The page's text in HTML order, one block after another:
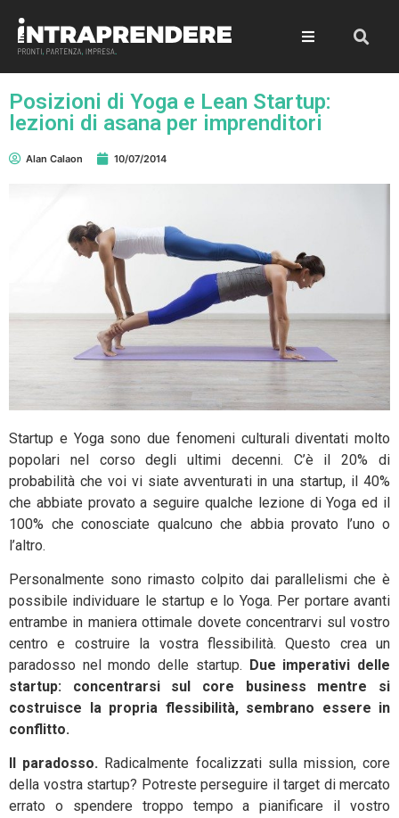
Posizioni di Yoga e Lean Startup:
lezioni di asana per imprenditori
Alan Calaon 10/07/2014
Startup e Yoga sono due fenomeni culturali diventati molto
popolari nel corso degli ultimi decenni. C’è il 20% di
probabilità che voi vi siate avventurati in una startup, il 40%
che abbiate provato a seguire qualche lezione di Yoga ed il
100% che conosciate qualcuno che abbia provato l’uno o
l’altro.
Personalmente sono rimasto colpito dai parallelismi che è
possibile individuare le startup e lo Yoga. Per portare avanti
entrambe in maniera ottimale dovete concentrarvi sul vostro
centro e costruire la vostra flessibilità. Questo crea un
paradosso nel mondo delle startup. Due imperativi delle
startup: concentrarsi sul core business mentre si
costruisce la propria flessibilità, sembrano essere in
conflitto.
Il paradosso. Radicalmente focalizzati sulla mission, core
della vostra startup? Potreste perseguire il target di mercato
errato o spendere troppo tempo a pianificare il vostro